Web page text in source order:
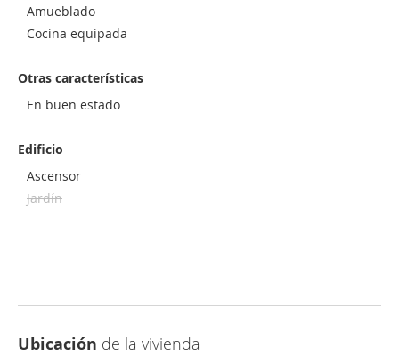
Amueblado
Cocina equipada
Otras características
En buen estado
Edificio
Ascensor
Jardín
Ubicación de la vivienda